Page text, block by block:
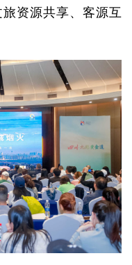
资源共享、客源互